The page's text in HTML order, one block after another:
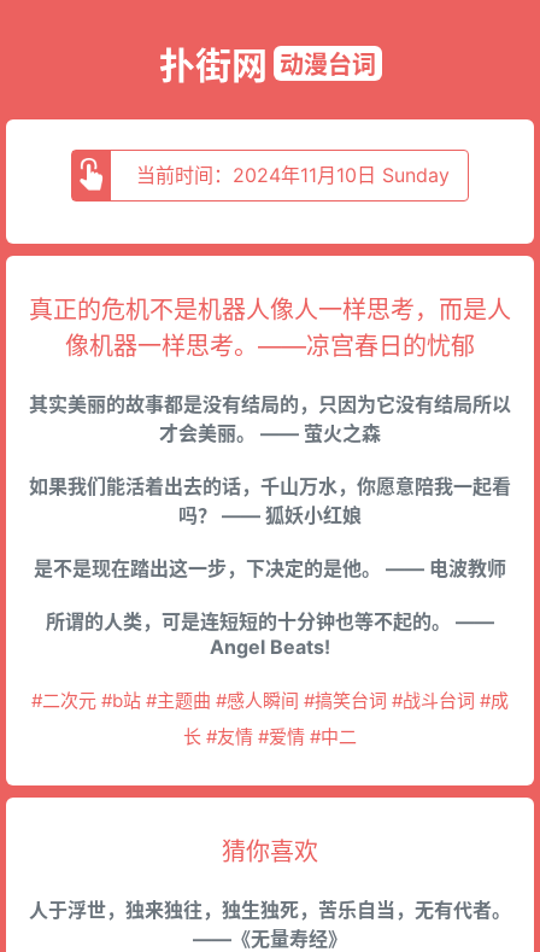
扑街网 动漫台词
当前时间：2024年11月10日 Sunday
真正的危机不是机器人像人一样思考，而是人
像机器一样思考。——凉宫春日的忧郁
其实美丽的故事都是没有结局的，只因为它没有结局所以
才会美丽。 —— 萤火之森
如果我们能活着出去的话，千山万水，你愿意陪我一起看
吗？ —— 狐妖小红娘
是不是现在踏出这一步，下决定的是他。 —— 电波教师
所谓的人类，可是连短短的十分钟也等不起的。 ——
Angel Beats!
#二次元 #b站 #主题曲 #感人瞬间 #搞笑台词 #战斗台词 #成
长 #友情 #爱情 #中二
猜你喜欢
人于浮世，独来独往，独生独死，苦乐自当，无有代者。
——《无量寿经》